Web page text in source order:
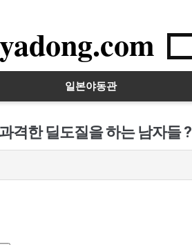
일본야동관
격한 딜도질을 하는 남자들 ?